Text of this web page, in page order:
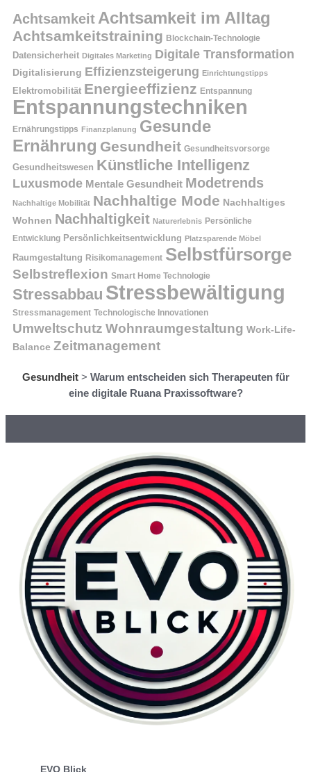
Achtsamkeit Achtsamkeit im Alltag
Achtsamkeitstraining Blockchain-Technologie
Datensicherheit Digitales Marketing Digitale Transformation
Digitalisierung Effizienzsteigerung Einrichtungstipps
Elektromobilität Energieeffizienz Entspannung
Entspannungstechniken
Ernährungstipps Finanzplanung Gesunde
Ernährung Gesundheit Gesundheitsvorsorge
Gesundheitswesen Künstliche Intelligenz
Luxusmode Mentale Gesundheit Modetrends
Nachhaltige Mobilität Nachhaltige Mode Nachhaltiges
Wohnen Nachhaltigkeit Naturerlebnis Persönliche
Entwicklung Persönlichkeitsentwicklung Platzsparende Möbel
Raumgestaltung Risikomanagement Selbstfürsorge
Selbstreflexion Smart Home Technologie
Stressabbau Stressbewältigung
Stressmanagement Technologische Innovationen
Umweltschutz Wohnraumgestaltung Work-Life-
Balance Zeitmanagement
Gesundheit> Warum entscheiden sich Therapeuten für
eine digitale Ruana Praxissoftware?
EVO Blick